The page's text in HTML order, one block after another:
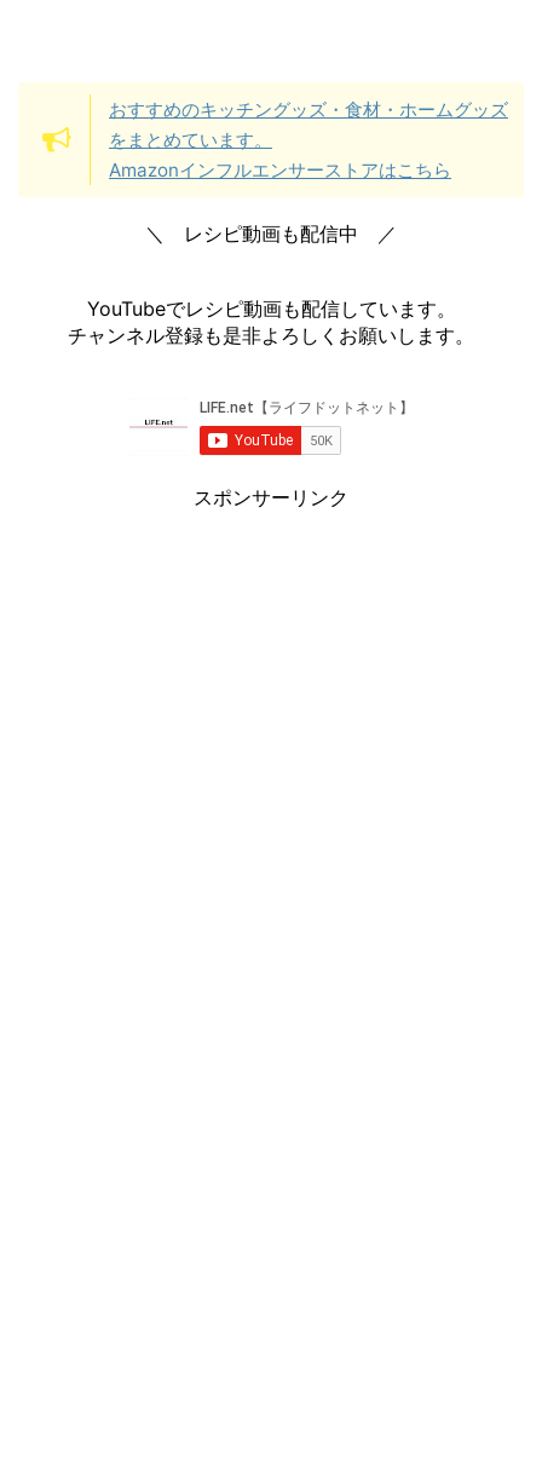
おすすめのキッチングッズ・食材・ホームグッズ
をまとめています。
Amazonインフルエンサーストアはこちら
＼ レシピ動画も配信中 ／
YouTubeでレシピ動画も配信しています。
チャンネル登録も是非よろしくお願いします。
スポンサーリンク